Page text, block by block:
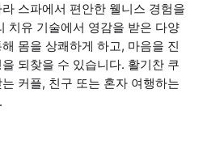
스파에서 편안한 웰니스 경험을
치유 기술에서 영감을 받은 다양
몸을 상쾌하게 하고, 마음을 진
되찾을 수 있습니다. 활기찬 쿠
커플, 친구 또는 혼자 여행하는